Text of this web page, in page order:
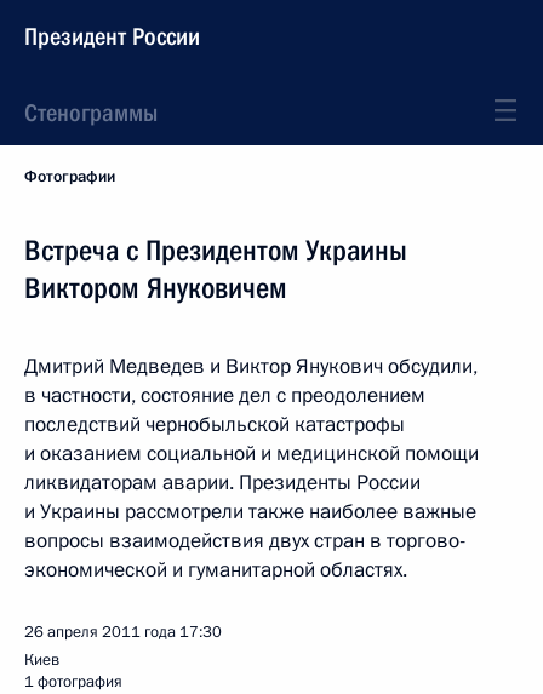
Президент России
Стенограммы
Фотографии
Встреча с Президентом Украины
Виктором Януковичем
Дмитрий Медведев и Виктор Янукович обсудили,
в частности, состояние дел с преодолением
последствий чернобыльской катастрофы
и оказанием социальной и медицинской помощи
ликвидаторам аварии. Президенты России
и Украины рассмотрели также наиболее важные
вопросы взаимодействия двух стран в торгово-
экономической и гуманитарной областях.
26 апреля 2011 года 17:30
Киев
1 фотография